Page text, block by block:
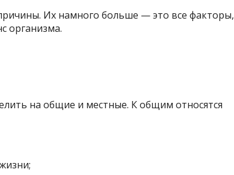
Их намного больше — это все факторы,
организма.
на общие и местные. К общим относятся